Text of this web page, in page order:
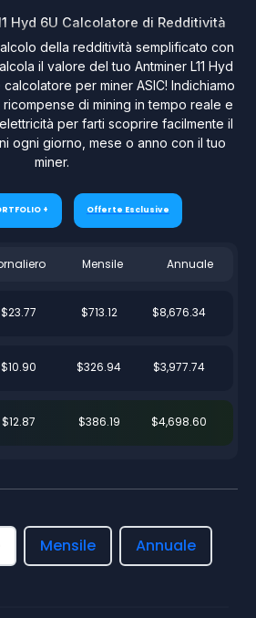
Hyd 6U Calcolatore di Redditività
della redditività semplificato con
il valore del tuo Antminer L11 Hyd
per miner ASIC! Indichiamo
di mining in tempo reale e
per farti scoprire facilmente il
ogni giorno, mese o anno con il tuo
miner.
+ Offerte Esclusive
Mensile Annuale
$23.77 $713.12 $8,676.34
$10.90 $326.94 $3,977.74
$12.87 $386.19 $4,698.60
Mensile Annuale